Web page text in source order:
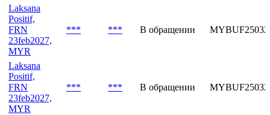
Laksana
Positif,
FRN
23feb2027,
MYR
*** *** В обращении
Laksana
Positif,
FRN
23feb2027,
MYR
*** *** В обращении